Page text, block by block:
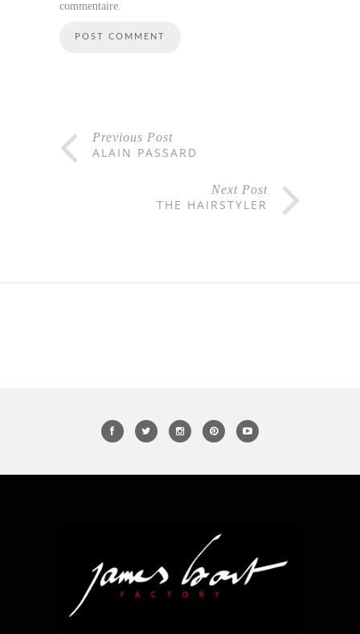
commentaire.
Previous Post
ALAIN PASSARD
Next Post
THE HAIRSTYLER